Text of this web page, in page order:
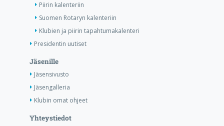
Piirin kalenteriin
Suomen Rotaryn kalenteriin
Klubien ja piirin tapahtumakalenteri
Presidentin uutiset
Jäsenille
Jäsensivusto
Jäsengalleria
Klubin omat ohjeet
Yhteystiedot